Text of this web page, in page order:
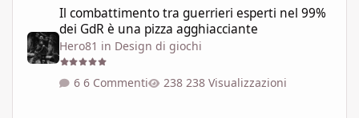
Il combattimento tra guerrieri esperti nel 99%
dei GdR è una pizza agghiacciante
Hero81 in Design di giochi
6 Commenti 238 Visualizzazioni